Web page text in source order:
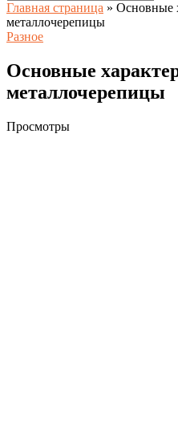
Главная страница » Основные
металлочерепицы
Разное
Основные
металлочерепицы
Просмотры